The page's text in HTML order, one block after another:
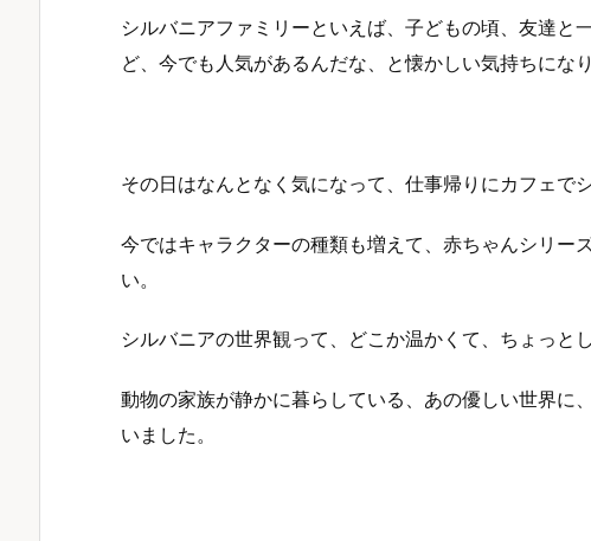
シルバニアファミリーといえば、子どもの頃、友達と
ど、今でも人気があるんだな、と懐かしい気持ちになり
その日はなんとなく気になって、仕事帰りにカフェで
今ではキャラクターの種類も増えて、赤ちゃんシリー
い。
シルバニアの世界観って、どこか温かくて、ちょっと
動物の家族が静かに暮らしている、あの優しい世界に
いました。